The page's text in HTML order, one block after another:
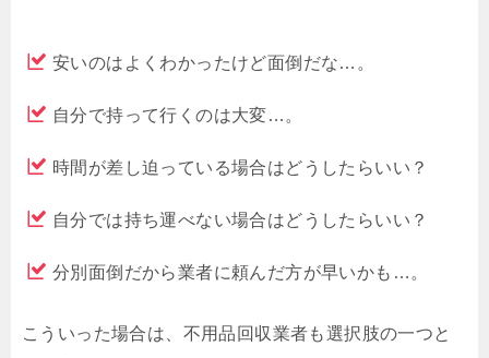
安いのはよくわかったけど面倒だな…。
自分で持って行くのは大変…。
時間が差し迫っている場合はどうしたらいい？
自分では持ち運べない場合はどうしたらいい？
分別面倒だから業者に頼んだ方が早いかも…。
こういった場合は、不用品回収業者も選択肢の一つと